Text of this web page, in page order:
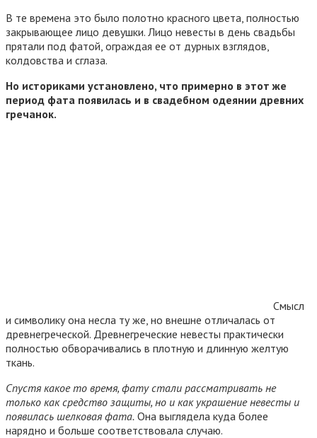
В те времена это было полотно красного цвета, полностью
закрывающее лицо девушки. Лицо невесты в день свадьбы
прятали под фатой, ограждая ее от дурных взглядов,
колдовства и сглаза.
Но историками установлено, что примерно в этот же
период фата появилась и в свадебном одеянии древних
гречанок.
Смысл
и символику она несла ту же, но внешне отличалась от
древнегреческой. Древнегреческие невесты практически
полностью обворачивались в плотную и длинную желтую
ткань.
Спустя какое то время, фату стали рассматривать не
только как средство защиты, но и как украшение невесты и
появилась шелковая фата. Она выглядела куда более
нарядно и больше соответствовала случаю.